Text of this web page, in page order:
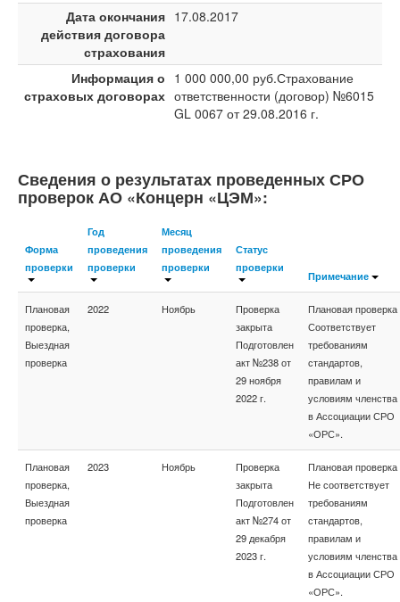
Дата окончания
действия договора
страхования
17.08.2017
Информация о
страховых договорах
1 000 000,00 руб.Страхование
ответственности (договор) №6015
GL 0067 от 29.08.2016 г.
Сведения о результатах проведенных СРО
проверок АО «Концерн «ЦЭМ»:
Форма
проверки
Год
проведения
проверки
Месяц
проведения
проверки
Статус
проверки
Примечание
Плановая
проверка,
Выездная
проверка
2022 Ноябрь
Проверка
закрыта
Подготовлен
акт №238 от
29 ноября
2022 г.
Плановая проверка
Соответствует
требованиям
стандартов,
правилам и
условиям членства
в Ассоциации СРО
«ОРС».
Плановая
проверка,
Выездная
проверка
2023 Ноябрь
Проверка
закрыта
Подготовлен
акт №274 от
29 декабря
2023 г.
Плановая проверка
Не соответствует
требованиям
стандартов,
правилам и
условиям членства
в Ассоциации СРО
«ОРС».